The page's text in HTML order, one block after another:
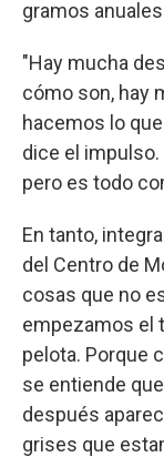
gramos
"Hay mucha
cómo son, hay
hacemos lo
dice el
pero es todo
En tanto,
del Centro de
cosas que no
empezamos el
pelota. Porque
se entiende
después
grises que